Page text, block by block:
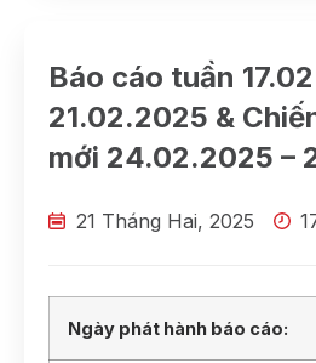
Báo cáo tuần
21.02.2025 &
mới 24.02.2025 –
21 Tháng Hai, 2025
Ngày phát hành báo cáo: